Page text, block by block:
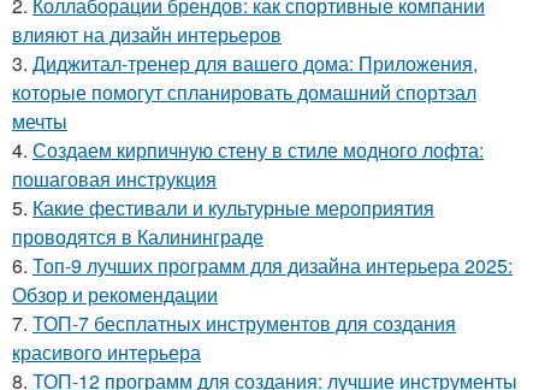
2. Коллаборации брендов: как спортивные компании
влияют на дизайн интерьеров
3. Диджитал-тренер для вашего дома: Приложения,
которые помогут спланировать домашний спортзал
мечты
4. Создаем кирпичную стену в стиле модного лофта:
пошаговая инструкция
5. Какие фестивали и культурные мероприятия
проводятся в Калининграде
6. Топ-9 лучших программ для дизайна интерьера 2025:
Обзор и рекомендации
7. ТОП-7 бесплатных инструментов для создания
красивого интерьера
8. ТОП-12 программ для создания: лучшие инструменты